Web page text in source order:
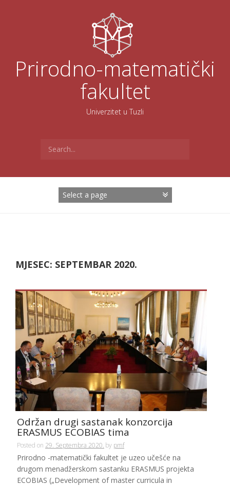
Prirodno-matematički
fakultet
Univerzitet u Tuzli
for:
MJESEC: SEPTEMBAR 2020.
Održan drugi sastanak konzorcija
ERASMUS ECOBIAS tima
Posted on 29. Septembra 2020. by pmf
Prirodno -matematički fakultet je uzeo učešće na
drugom menadžerskom sastanku ERASMUS projekta
ECOBIAS („Development of master curricula in